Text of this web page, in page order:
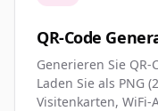
QR-Code
Generieren Sie QR-
Laden Sie als PNG
Visitenkarten, WiFi-